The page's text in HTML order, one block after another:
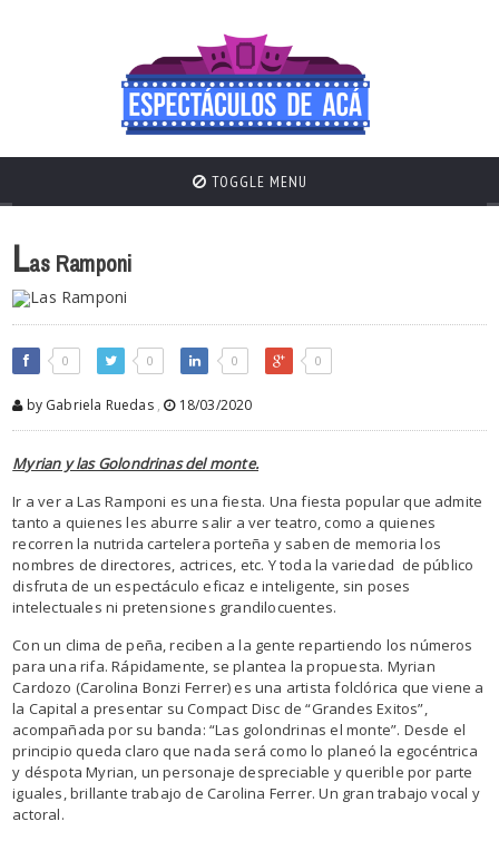
TOGGLE MENU
Las Ramponi
0 0 0 0
by Gabriela Ruedas , 18/03/2020
Myrian y las Golondrinas del monte.
Ir a ver a Las Ramponi es una fiesta. Una fiesta popular que admite
tanto a quienes les aburre salir a ver teatro, como a quienes
recorren la nutrida cartelera porteña y saben de memoria los
nombres de directores, actrices, etc. Y toda la variedad de público
disfruta de un espectáculo eficaz e inteligente, sin poses
intelectuales ni pretensiones grandilocuentes.
Con un clima de peña, reciben a la gente repartiendo los números
para una rifa. Rápidamente, se plantea la propuesta. Myrian
Cardozo (Carolina Bonzi Ferrer) es una artista folclórica que viene a
la Capital a presentar su Compact Disc de “Grandes Exitos”,
acompañada por su banda: “Las golondrinas el monte”. Desde el
principio queda claro que nada será como lo planeó la egocéntrica
y déspota Myrian, un personaje despreciable y querible por parte
iguales, brillante trabajo de Carolina Ferrer. Un gran trabajo vocal y
actoral.